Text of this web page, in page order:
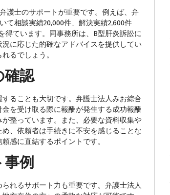
護士のサポートが重要です。例えば、弁
て相談実績20,000件、解決実績2,600件
得ています。同事務所は、B型肝炎訴訟に
に応じた的確なアドバイスを提供してい
るでしょう。
確認
ることも大切です。弁護士法人みお綜合
を受け取る際に報酬が発生する成功報酬
整っています。また、必要な資料収集や
、依頼者は手続きに不安を感じることな
感に直結するポイントです。
例
れるサポート力も重要です。弁護士法人